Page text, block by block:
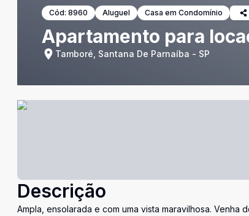
Cód: 8960 Aluguel Casa em Condomínio
Apartamento para
Tamboré, Santana De Parnaíba - SP
Descrição
Ampla, ensolarada e com uma vista maravilhosa. Venha